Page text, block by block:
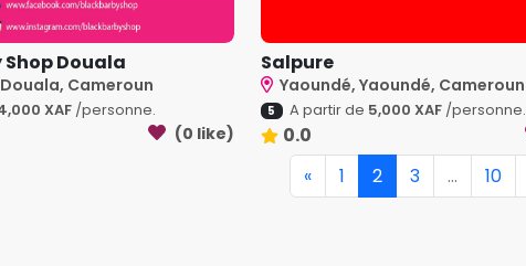
Douala
Cameroun
XAF/personne.
(0 like)
Salpure
Yaoundé, Yaoundé, Cameroun
5 A partir de 5,000 XAF/personne.
0.0
« 1 2 3 ... 10